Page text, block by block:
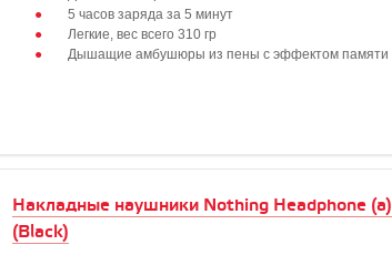
5 часов заряда за 5 минут
Легкие, вес всего 310 гр
Дышащие амбушюры из пены с эффектом памяти
Накладные наушники Nothing Headphone (a)
(Black)